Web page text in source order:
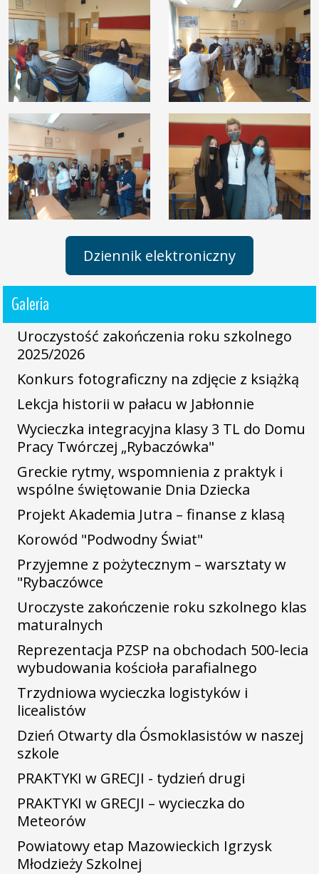
Dziennik elektroniczny
Galeria
Uroczystość zakończenia roku szkolnego
2025/2026
Konkurs fotograficzny na zdjęcie z książką
Lekcja historii w pałacu w Jabłonnie
Wycieczka integracyjna klasy 3 TL do Domu
Pracy Twórczej „Rybaczówka"
Greckie rytmy, wspomnienia z praktyk i
wspólne świętowanie Dnia Dziecka
Projekt Akademia Jutra – finanse z klasą
Korowód "Podwodny Świat"
Przyjemne z pożytecznym – warsztaty w
"Rybaczówce
Uroczyste zakończenie roku szkolnego klas
maturalnych
Reprezentacja PZSP na obchodach 500-lecia
wybudowania kościoła parafialnego
Trzydniowa wycieczka logistyków i
licealistów
Dzień Otwarty dla Ósmoklasistów w naszej
szkole
PRAKTYKI w GRECJI - tydzień drugi
PRAKTYKI w GRECJI – wycieczka do
Meteorów
Powiatowy etap Mazowieckich Igrzysk
Młodzieży Szkolnej